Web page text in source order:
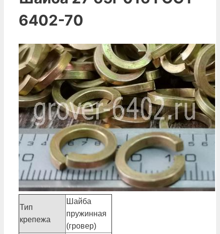
6402-70
Тип
крепежа
Шайба
пружинная
(гровер)